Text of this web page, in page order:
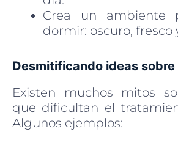
Crea un ambiente
dormir: oscuro, fresco
Desmitificando ideas sobre
Existen muchos mitos
que dificultan el
Algunos ejemplos: